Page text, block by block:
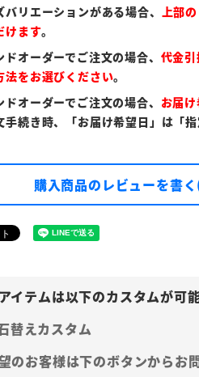
リエーションがある場合、
上部
けます。
オーダーでご注文の場合、 代金
法をお選びください。
オーダーでご注文の場合、 お届
手続き時、「お届け希望日」は「
購入商品のレビューを書
替えカスタム